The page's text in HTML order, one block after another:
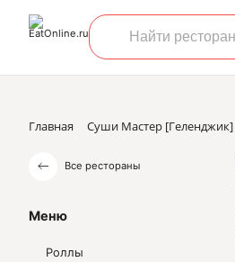
Главная Суши Мастер [Геленджик]
Все рестораны
Меню
Роллы